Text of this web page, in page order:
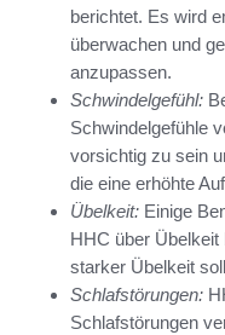
berichtet. Es wird
überwachen und
anzupassen.
Schwindelgefühl:
Schwindelgefühle
vorsichtig zu sein
die eine erhöhte
Übelkeit: Einige
HHC über Übelkeit
starker Übelkeit
Schlafstörungen:
Schlafstörungen